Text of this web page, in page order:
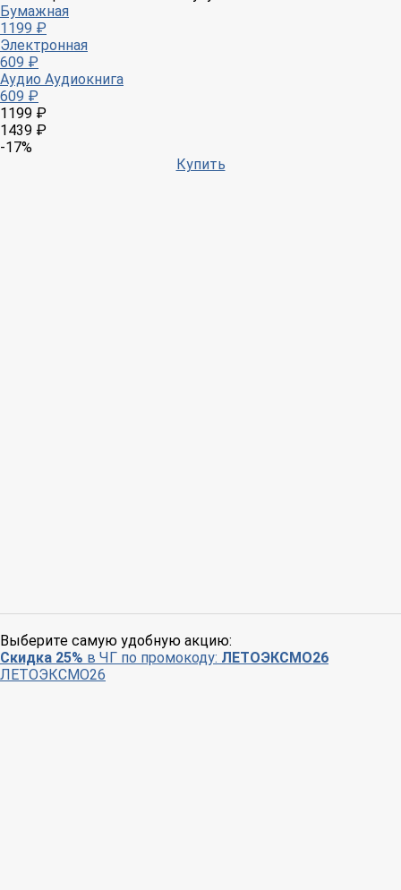
Бумажная
1199 ₽
Электронная
609 ₽
Аудио Аудиокнига
609 ₽
1199 ₽
1439 ₽
-17%
Купить
Выберите самую удобную акцию:
Скидка 25% в ЧГ по промокоду: ЛЕТОЭКСМО26
ЛЕТОЭКСМО26